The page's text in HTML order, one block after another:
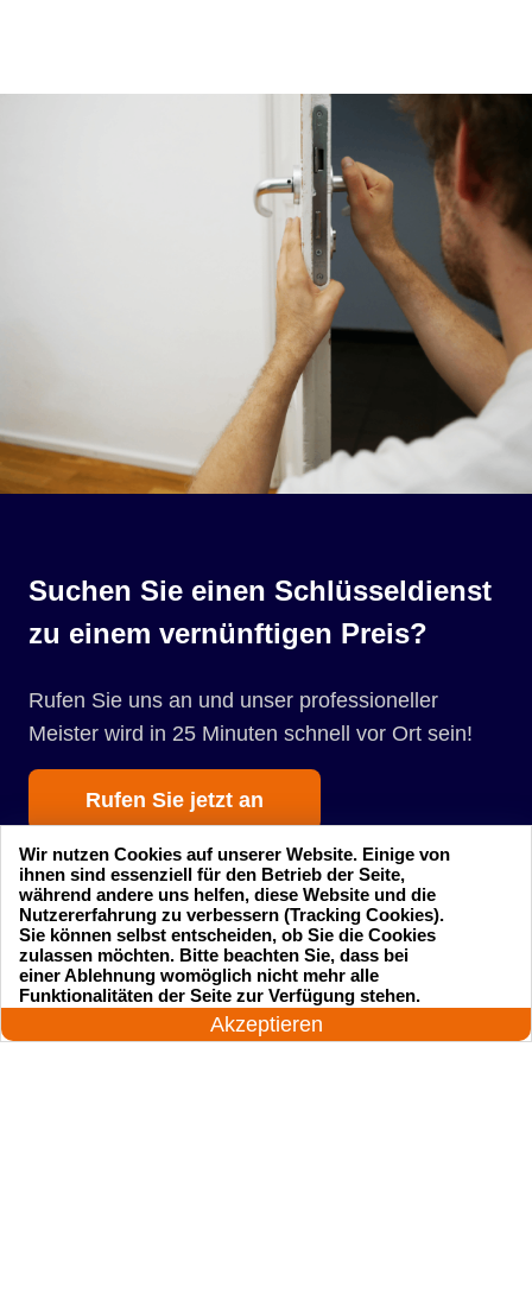
Suchen Sie einen Schlüsseldienst
zu einem vernünftigen Preis?
Rufen Sie uns an und unser professioneller
Meister wird in 25 Minuten schnell vor Ort sein!
Rufen Sie jetzt an
Startseite Einsatzgebiete
Preise
24 Stunden am Tag
Akzeptieren
Wir nutzen Cookies auf unserer Website. Einige von
ihnen sind essenziell für den Betrieb der Seite,
während andere uns helfen, diese Website und die
Nutzererfahrung zu verbessern (Tracking Cookies).
Sie können selbst entscheiden, ob Sie die Cookies
zulassen möchten. Bitte beachten Sie, dass bei
einer Ablehnung womöglich nicht mehr alle
Funktionalitäten der Seite zur Verfügung stehen.